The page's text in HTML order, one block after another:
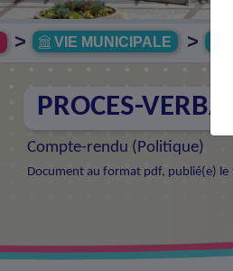
> VIE MUNICIPALE >
PROCES-
Compte-rendu (Politique)
Document au format pdf, publié(e)